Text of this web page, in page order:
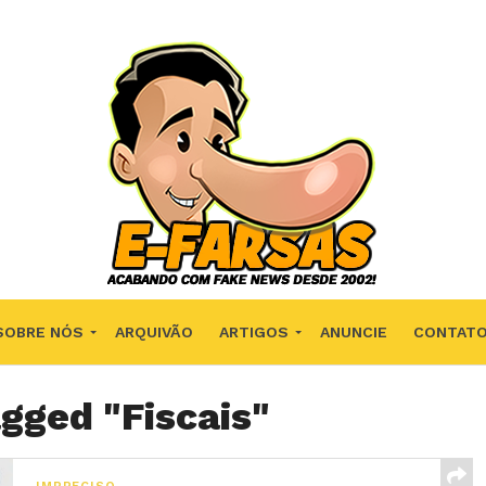
NÓS ARQUIVÃO ARTIGOS ANUNCIE CONTATO
"Fiscais"